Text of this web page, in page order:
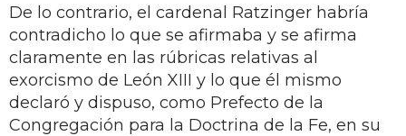
De lo contrario, el cardenal Ratzinger habría
contradicho lo que se afirmaba y se afirma
claramente en las rúbricas relativas al
exorcismo de León XIII y lo que él mismo
declaró y dispuso, como Prefecto de la
Congregación para la Doctrina de la Fe, en su